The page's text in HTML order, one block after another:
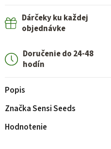
Dárčeky ku každej
objednávke
Doručenie do 24-48
hodín
Popis
ZnačkaSensi Seeds
Hodnotenie